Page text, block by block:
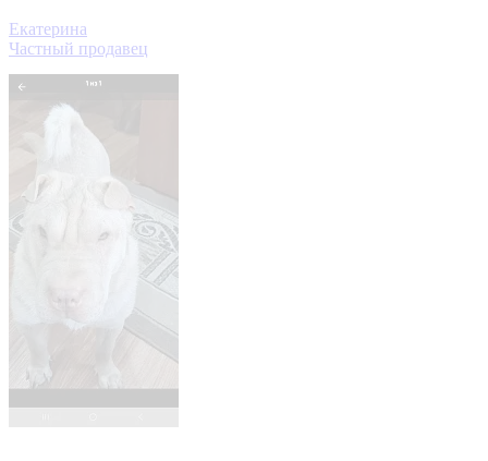
Екатерина
Частный продавец